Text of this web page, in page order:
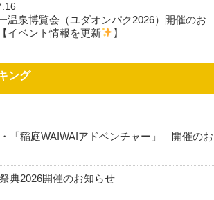
温泉博覧会（ユダオンパク2026）開催のお
イベント情報を更新
】
ング
・「稲庭WAIWAIアドベンチャー」 開催のお
典2026開催のお知らせ